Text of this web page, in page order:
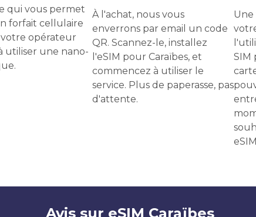
qui vous permet
forfait cellulaire
opérateur
utiliser une nano-
À l'achat, nous vous
enverrons par email un code
QR. Scannez-le, installez
l'eSIM pour Caraïbes, et
commencez à utiliser le
service. Plus de paperasse, pas
d'attente.
Une
SIM
Avis sur eSIM Caraïbes